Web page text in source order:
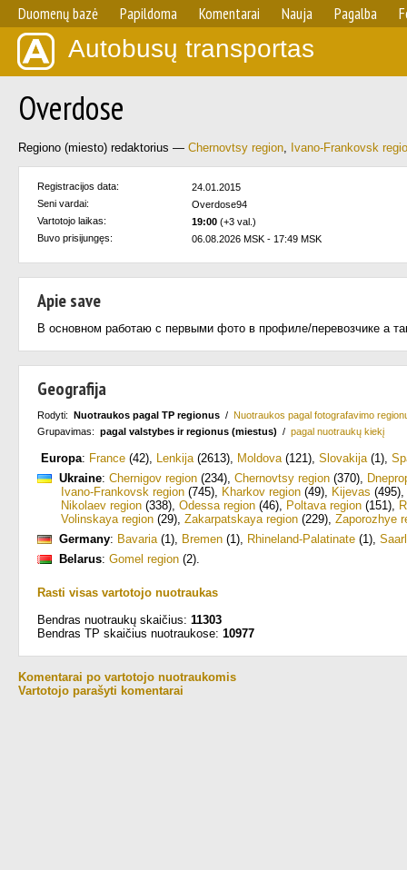
Duomenų bazė Papildoma Komentarai Nauja Pagalba
Autobusų transportas
Overdose
Regiono (miesto) redaktorius — Chernovtsy region, Ivano-Frankovsk
Registracijos data:
24.01.2015
Seni vardai:
Overdose94
Vartotojo laikas:
19:00 (+3 val.)
Buvo prisijungęs:
06.08.2026 MSK - 17:49 MSK
Apie save
В основном работаю с первыми фото в профиле/перевозчике а
Geografija
Rodyti: Nuotraukos pagal TP regionus / Nuotraukos pagal fotografavimo
Grupavimas: pagal valstybes ir regionus (miestus) / pagal nuotraukų kiekį
Europa: France (42), Lenkija(2613), Moldova(121), Slovakija(1),
Ukraine: Chernigov region (234), Chernovtsy region (370),
Ivano-Frankovsk region (745), Kharkov region (49), Kijevas (495),
Nikolaev region (338), Odessa region (46), Poltava region (151),
Volinskaya region (29), Zakarpatskaya region (229), Zaporozhye
Germany: Bavaria(1), Bremen (1), Rhineland-Palatinate (1),
Belarus: Gomel region (2).
Rasti visas vartotojo nuotraukas
Bendras nuotraukų skaičius: 11303
Bendras TP skaičius nuotraukose: 10977
Komentarai po vartotojo nuotraukomis
Vartotojo parašyti komentarai